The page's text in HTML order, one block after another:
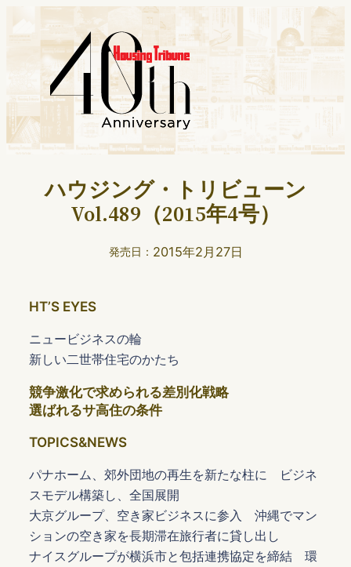
ハウジング・トリビューン
Vol.489（2015年4号）
発売日： 2015年2月27日
HTʼS EYES
ニュービジネスの輪
新しい二世帯住宅のかたち
競争激化で求められる差別化戦略
選ばれるサ高住の条件
TOPICS&NEWS
パナホーム、郊外団地の再生を新たな柱に ビジネ
スモデル構築し、全国展開
大京グループ、空き家ビジネスに参入 沖縄でマン
ションの空き家を長期滞在旅行者に貸し出し
ナイスグループが横浜市と包括連携協定を締結 環